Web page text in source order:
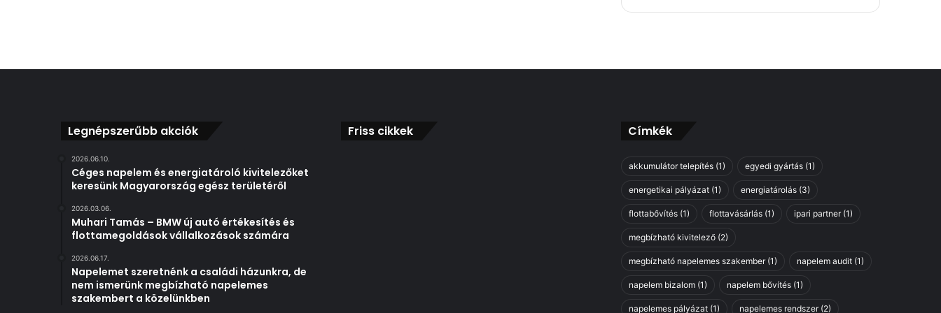
Legnépszerűbb akciók
2026.06.10.
Céges napelem és energiatároló kivitelezőket
keresünk Magyarország egész területéről
2026.03.06.
Muhari Tamás – BMW új autó értékesítés és
flottamegoldások vállalkozások számára
2026.06.17.
Napelemet szeretnénk a családi házunkra, de
nem ismerünk megbízható napelemes
szakembert a közelünkben
Friss cikkek Címkék
akkumulátor telepítés(1) egyedi gyártás(1)
energetikai pályázat(1) energiatárolás(3)
flottabővítés(1) flottavásárlás(1) ipari partner(1)
megbízható kivitelező(2)
megbízható napelemes szakember(1) napelem audit(1)
napelem bizalom(1) napelem bővítés(1)
napelemes pályázat(1) napelemes rendszer(2)